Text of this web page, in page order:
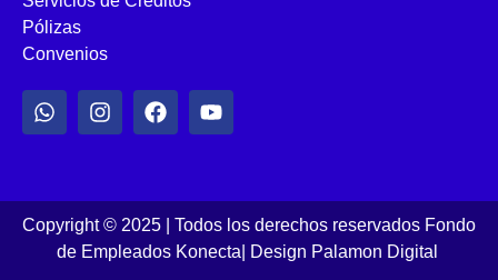
Pólizas
Convenios
Copyright © 2025 | Todos los derechos reservados Fondo
de Empleados Konecta
Design Palamon Digital